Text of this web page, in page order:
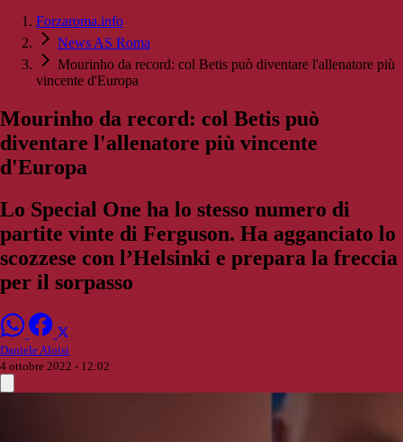
Forzaroma.info
News AS Roma
Mourinho da record: col Betis può diventare l'allenatore più
vincente d'Europa
Mourinho da record: col Betis può
diventare l'allenatore più vincente
d'Europa
Lo Special One ha lo stesso numero di
partite vinte di Ferguson. Ha agganciato lo
scozzese con l’Helsinki e prepara la freccia
per il sorpasso
Daniele Aloisi
4 ottobre 2022 - 12:02